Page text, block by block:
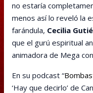
no estaría
menos así lo reveló la
farándula, Cecilia
que el gurú espiritual
animadora de Mega
En su podcast “
‘Hay que decirlo’ de